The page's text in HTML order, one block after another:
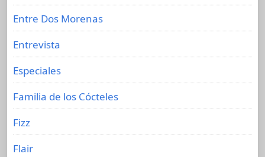
Entre Dos Morenas
Entrevista
Especiales
Familia de los Cócteles
Fizz
Flair